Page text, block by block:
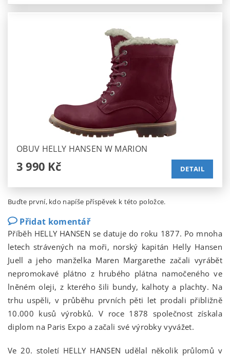
OBUV HELLY HANSEN W MARION
3 990 Kč DETAIL
Buďte první, kdo napíše příspěvek k této položce.
Přidat komentář
Příběh HELLY HANSEN se datuje do roku 1877. Po mnoha
letech strávených na moři, norský kapitán Helly Hansen
Juell a jeho manželka Maren Margarethe začali vyrábět
nepromokavé plátno z hrubého plátna namočeného ve
lněném oleji, z kterého šili bundy, kalhoty a plachty. Na
trhu uspěli, v průběhu prvních pěti let prodali přibližně
10.000 kusů výrobků. V roce 1878 společnost získala
diplom na Paris Expo a začali své výrobky vyvážet.
Ve 20. století HELLY HANSEN udělal několik průlomů v